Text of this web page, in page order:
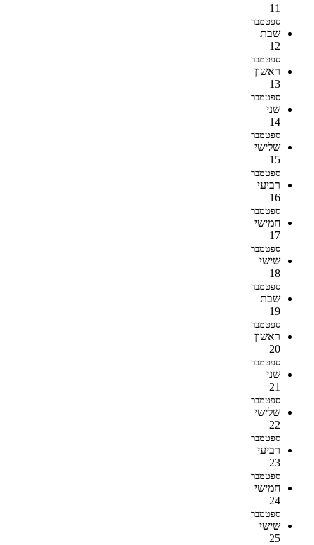
11
ספטמבר
שבת
12
ספטמבר
ראשון
13
ספטמבר
שני
14
ספטמבר
שלישי
15
ספטמבר
רביעי
16
ספטמבר
חמישי
17
ספטמבר
שישי
18
ספטמבר
שבת
19
ספטמבר
ראשון
20
ספטמבר
שני
21
ספטמבר
שלישי
22
ספטמבר
רביעי
23
ספטמבר
חמישי
24
ספטמבר
שישי
25